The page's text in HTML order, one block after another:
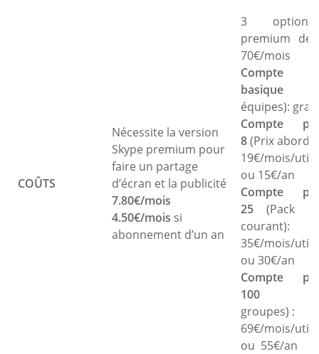
COÛTS
Nécessite la version
Skype premium pour
faire un partage
d’écran et la publicité
7.80€/mois
4.50€/mois si
abonnement d’un an
3
premium de
70€/mois
Compte
basique
équipes):
Compte
8(Prix
19€/mois/
ou 15€/an
Compte
25 (Pack
courant):
35€/mois/
ou 30€/an
Compte
100
groupes) :
69€/mois/
ou 55€/an